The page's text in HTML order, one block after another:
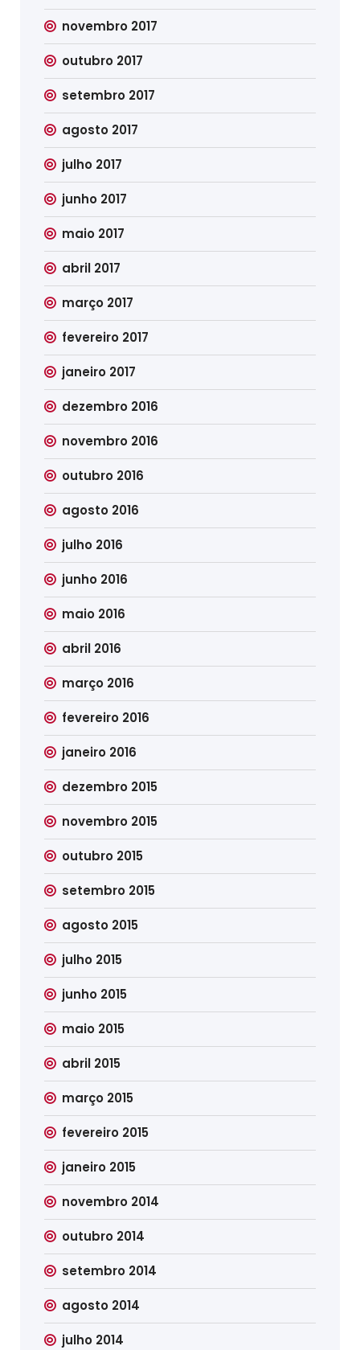
novembro 2017
outubro 2017
setembro 2017
agosto 2017
julho 2017
junho 2017
maio 2017
abril 2017
março 2017
fevereiro 2017
janeiro 2017
dezembro 2016
novembro 2016
outubro 2016
agosto 2016
julho 2016
junho 2016
maio 2016
abril 2016
março 2016
fevereiro 2016
janeiro 2016
dezembro 2015
novembro 2015
outubro 2015
setembro 2015
agosto 2015
julho 2015
junho 2015
maio 2015
abril 2015
março 2015
fevereiro 2015
janeiro 2015
novembro 2014
outubro 2014
setembro 2014
agosto 2014
julho 2014